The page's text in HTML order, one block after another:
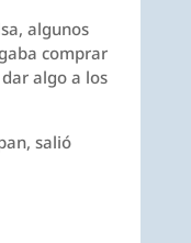
algunos
comprar
algo a los
salió